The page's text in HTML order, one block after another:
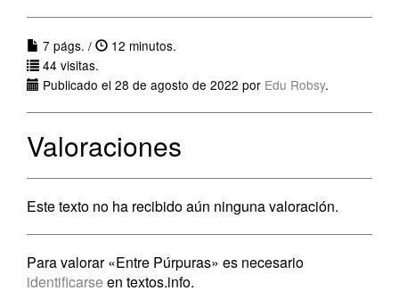
7 págs. /
12 minutos.
44 visitas.
Publicado el 28 de agosto de 2022 por Edu Robsy.
Valoraciones
Este texto no ha recibido aún ninguna valoración.
Para valorar «Entre Púrpuras» es necesario
identificarse en textos.info.